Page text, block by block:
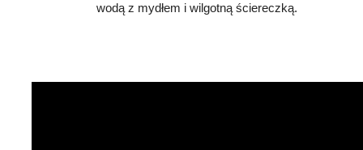
wodą z mydłem i wilgotną ściereczką.